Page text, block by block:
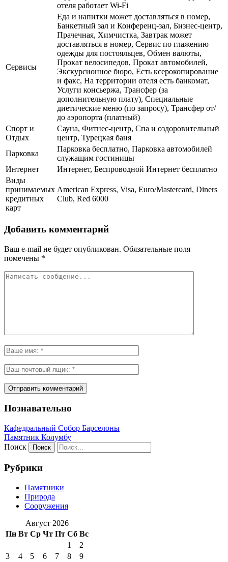
отеля работает Wi-Fi
Сервисы
Еда и напитки может доставляться в номер,
Банкетный зал и Конференц-зал, Бизнес-центр,
Прачечная, Химчистка, Завтрак может
доставляться в номер, Сервис по глажению
одежды для постояльцев, Обмен валюты,
Прокат велосипедов, Прокат автомобилей,
Экскурсионное бюро, Есть ксерокопирование
и факс, На территории отеля есть банкомат,
Услуги консьержа, Трансфер (за
дополнительную плату), Специальные
диетические меню (по запросу), Трансфер от/
до аэропорта (платный)
Спорт и
Отдых
Сауна, Фитнес-центр, Спа и оздоровительный
центр, Турецкая баня
Парковка
Парковка бесплатно, Парковка автомобилей
служащим гостиницы
Интернет
Интернет, Беспроводной Интернет бесплатно
Виды
принимаемых
кредитных
карт
American Express, Visa, Euro/Mastercard, Diners
Club, Red 6000
Добавить комментарий
Ваш e-mail не будет опубликован. Обязательные поля
помечены *
Познавательно
Кафeдрaльный Собор Барселоны
Пaмятник Колумбу
Поиск
Рубрики
Памятники
Природа
Сооружения
Август 2026
Пн Вт Ср Чт Пт Сб Вс
1
2
3
4 5 6 7 8
9